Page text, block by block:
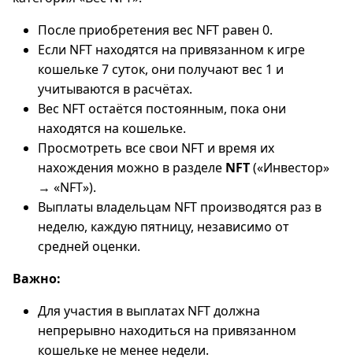
После приобретения вес NFT равен 0.
Если NFT находятся на привязанном к игре
кошельке 7 суток, они получают вес 1 и
учитываются в расчётах.
Вес NFT остаётся постоянным, пока они
находятся на кошельке.
Просмотреть все свои NFT и время их
нахождения можно в разделе NFT(«Инвестор»
→ «NFT»).
Выплаты владельцам NFT производятся раз в
неделю, каждую пятницу, независимо от
средней оценки.
Важно:
Для участия в выплатах NFT должна
непрерывно находиться на привязанном
кошельке не менее недели.